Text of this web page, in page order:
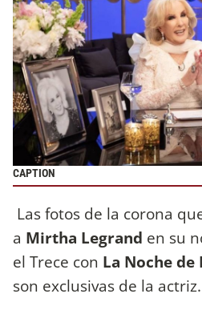
CAPTION
Las fotos de la corona
a Mirtha Legrand en su
el Trece con La Noche
son exclusivas de la actriz.